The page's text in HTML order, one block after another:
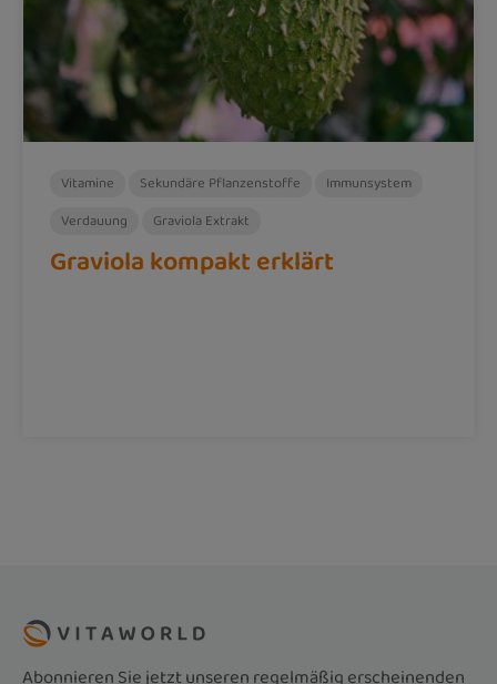
Vitamine Sekundäre Pflanzenstoffe
Immunsystem
Verdauung
Graviola Extrakt
Graviola kompakt erklärt
Abonnieren Sie jetzt unseren regelmäßig erscheinenden